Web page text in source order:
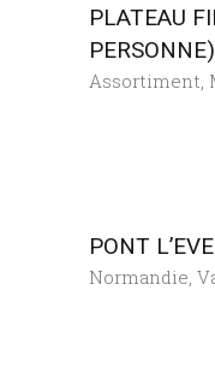
PLATEAU
PERSONNE)
Assortiment
PONT
Normandie,